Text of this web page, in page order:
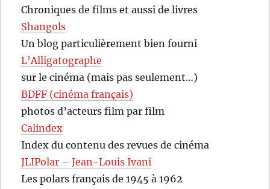
Chroniques de films et aussi de livres
Shangols
Un blog particulièrement bien fourni
L’Alligatographe
sur le cinéma (mais pas seulement…)
BDFF (cinéma français)
photos d’acteurs film par film
Calindex
Index du contenu des revues de cinéma
JLIPolar – Jean-Louis Ivani
Les polars français de 1945 à 1962